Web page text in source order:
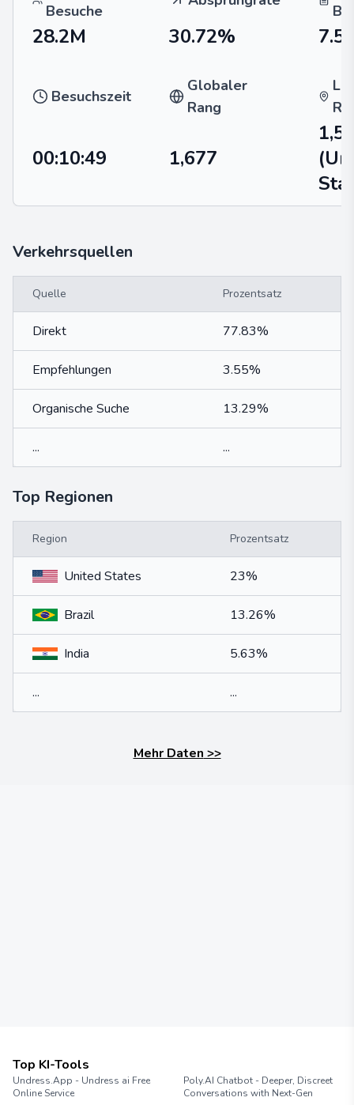
Besuche
28.2M 30.72%
Besuchszeit
Globaler
Rang
00:10:49 1,677
Verkehrsquellen
Quelle Prozentsatz
Direkt 77.83%
Empfehlungen 3.55%
Organische Suche 13.29%
... ...
Top Regionen
Region Prozentsatz
United States 23%
Brazil 13.26%
India 5.63%
... ...
Mehr Daten >>
Top KI-Tools
Undress.App - Undress ai Free
Online Service
Poly.AI Chatbot - Deeper, Discreet
Conversations with Next-Gen